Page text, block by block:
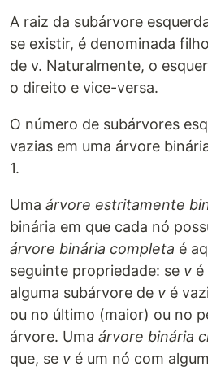
A raiz da subárvore
se existir, é denominada
de v. Naturalmente, o
o direito e vice-versa.
O número de subárvores
vazias em uma árvore
1.
Uma árvore estritamente
binária em que cada nó
árvore binária completa é
seguinte propriedade: se v é
alguma subárvore de v é
ou no último (maior) ou no
árvore. Uma árvore binária
que, se v é um nó com